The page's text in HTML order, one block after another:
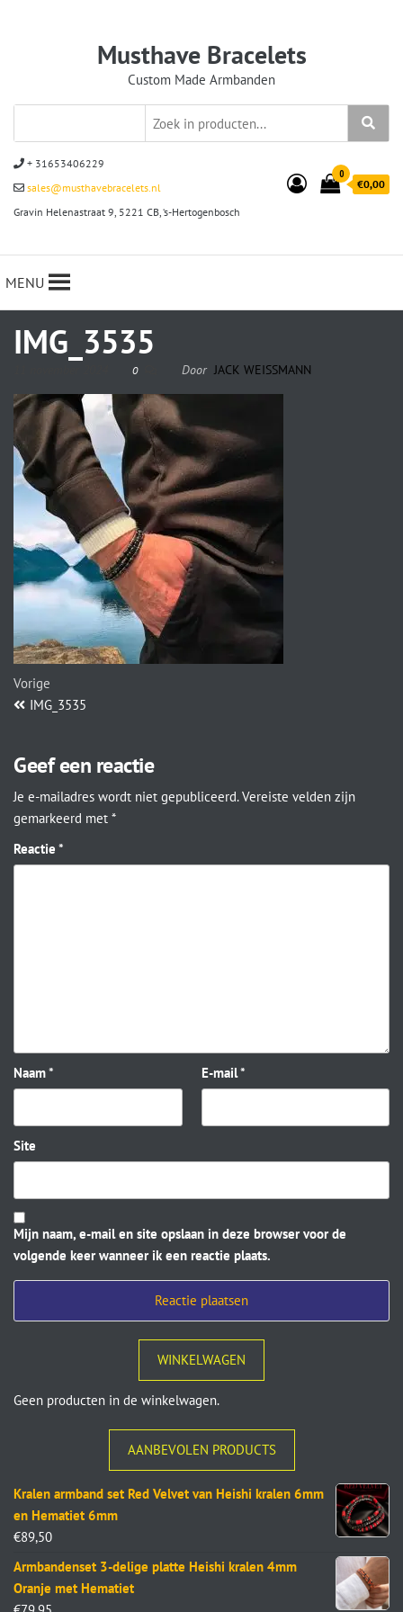
Musthave Bracelets
Custom Made Armbanden
+ 31653406229
sales@musthavebracelets.nl
Gravin Helenastraat 9, 5221 CB, ‘s-Hertogenbosch
0
€0,00
MENU
IMG_3535
0 Door JACK WEISSMANN
Vorige
IMG_3535
Geef een reactie
Je e-mailadres wordt niet gepubliceerd. Vereiste velden zijn
gemarkeerd met *
Reactie *
Naam* E-mail*
Site
Mijn naam, e-mail en site opslaan in deze browser voor de
volgende keer wanneer ik een reactie plaats.
WINKELWAGEN
Geen producten in de winkelwagen.
AANBEVOLEN PRODUCTS
Kralen armband set Red Velvet van Heishi kralen 6mm
en Hematiet 6mm
€89,50
Armbandenset 3-delige platte Heishi kralen 4mm
Oranje met Hematiet